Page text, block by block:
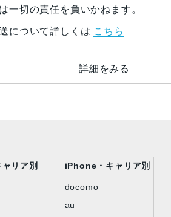
一切の責任を負いかねます。
について詳しくは こちら
詳細をみる
リア別 iPhone・キャリア別
docomo
au